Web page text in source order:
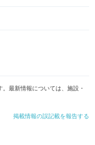
最新情報については、施設・
掲載情報の誤記載を報告する